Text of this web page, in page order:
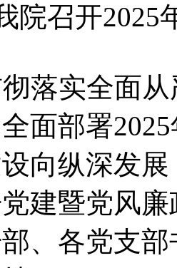
开2025年
落实全面从
面部署
向纵深发
建暨党风
、各党支